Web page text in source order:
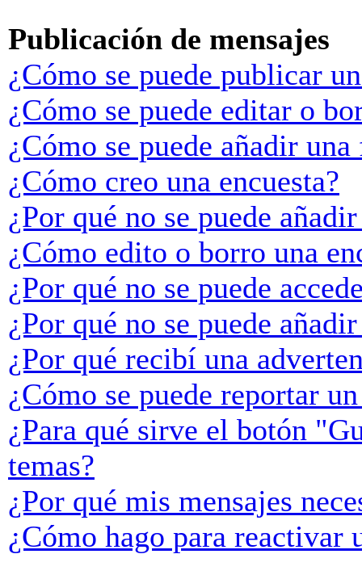
Publicación de mensajes
¿Cómo se puede publicar
¿Cómo se puede editar o
¿Cómo se puede añadir
¿Cómo creo una encuesta?
¿Por qué no se puede
¿Cómo edito o borro una
¿Por qué no se puede
¿Por qué no se puede
¿Por qué recibí una
¿Cómo se puede reportar
¿Para qué sirve el botón
temas?
¿Por qué mis mensajes
¿Cómo hago para reactivar